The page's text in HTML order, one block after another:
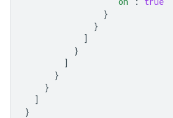
}
}
]
}
]
}
}
]
}